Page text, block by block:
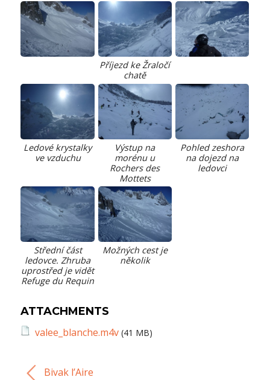
Příjezd ke Žraločí
chatě
Ledové krystalky
ve vzduchu
Výstup na
morénu u
Rochers des
Mottets
Pohled zeshora
na dojezd na
ledovci
Střední část
ledovce. Zhruba
uprostřed je vidět
Refuge du Requin
Možných cest je
několik
ATTACHMENTS
valee_blanche.m4v (41 MB)
Bivak l’Aire